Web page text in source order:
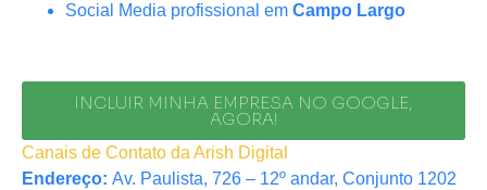
Social Media profissional em Campo Largo
INCLUIR MINHA EMPRESA NO GOOGLE,
AGORA!
Canais de Contato da Arish Digital
Endereço: Av. Paulista, 726 – 12º andar, Conjunto 1202